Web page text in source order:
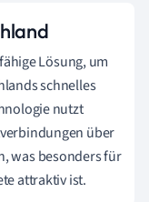
Lösung, um
schnelles
nutzt
über
was besonders für
attraktiv ist.